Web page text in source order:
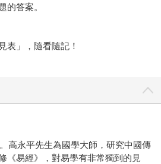
的答案。
表」，隨看隨記！
高永平先生為國學大師，研究中國傳
《易經》，對易學有非常獨到的見